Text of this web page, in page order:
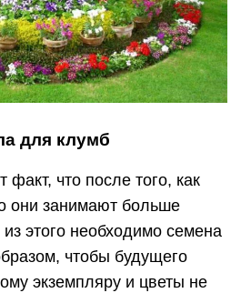
для клумб
факт, что после того, как
они занимают больше
этого необходимо семена
чтобы будущего
экземпляру и цветы не